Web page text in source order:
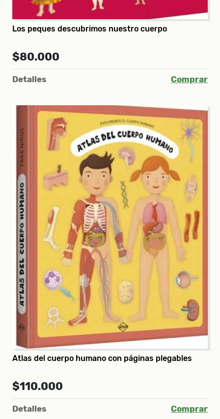
Los peques descubrimos nuestro cuerpo
$80.000
Detalles Comprar
Atlas del cuerpo humano con páginas plegables
$110.000
Detalles Comprar